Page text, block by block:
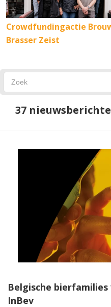
Crowdfundingactie
Brasser Zeist
37
Belgische
InBev